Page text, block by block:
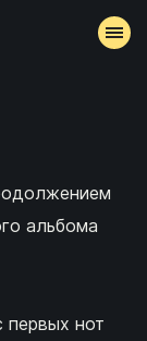
альбома
первых нот